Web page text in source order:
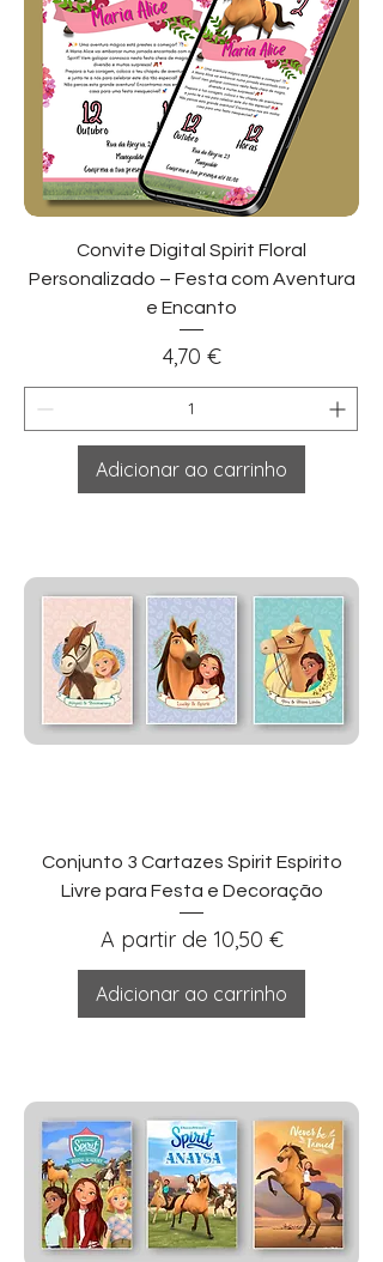
Convite Digital Spirit Floral
Personalizado – Festa com Aventura
e Encanto
Preço
4,70 €
Adicionar ao carrinho
Conjunto 3 Cartazes Spirit Espírito
Livre para Festa e Decoração
A partir de 10,50 €
Preço promocional
Adicionar ao carrinho